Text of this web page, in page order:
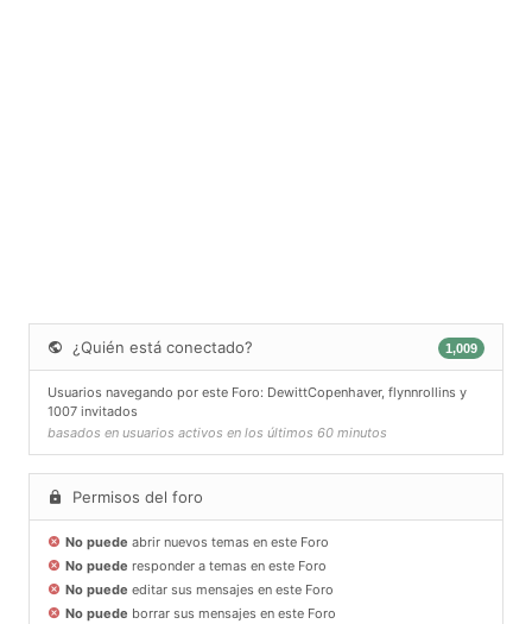
¿Quién está conectado? 1,009
Usuarios navegando por este Foro: DewittCopenhaver, flynnrollins y
1007 invitados
basados en usuarios activos en los últimos 60 minutos
Permisos del foro
No puede abrir nuevos temas en este Foro
No puede responder a temas en este Foro
No puede editar sus mensajes en este Foro
No puede borrar sus mensajes en este Foro